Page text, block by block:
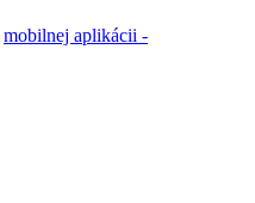
mobilnej aplikácii -